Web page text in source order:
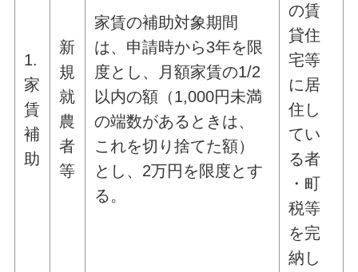
1.
家
賃
補
助
新
規
就
農
者
等
家賃の補助対象期間
は、申請時から3年を限
度とし、月額家賃の1/2
以内の額（1,000円未満
の端数があるときは、
これを切り捨てた額）
とし、2万円を限度とす
る。
の賃
貸住
宅等
に居
住し
てい
る者
・町
税等
を完
納し